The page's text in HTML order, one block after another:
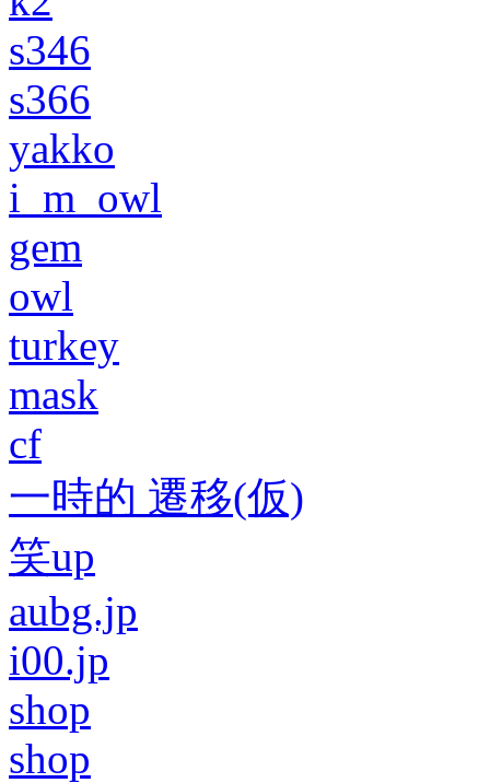
s346
s366
yakko
i_m_owl
gem
owl
turkey
mask
cf
一時的 遷移(仮)
笑up
aubg.jp
i00.jp
shop
shop